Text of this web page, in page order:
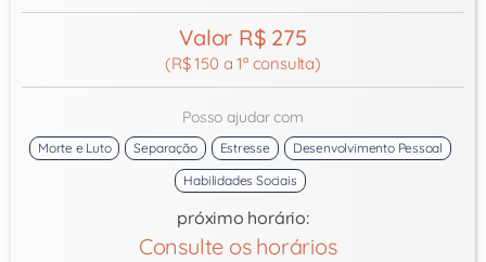
Valor R$ 275
(R$ 150 a 1ª consulta)
Posso ajudar com
Morte e Luto Separação Estresse
Desenvolvimento Pessoal
Habilidades Sociais
próximo horário:
Consulte os horários